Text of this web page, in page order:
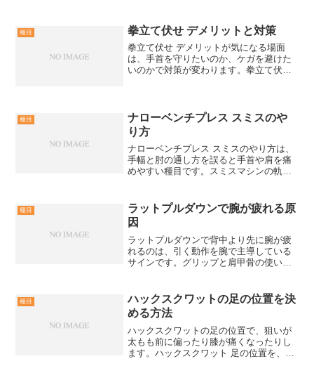
フォームの崩れを見抜く結論は、腰に来
る前に出る崩れのサインを...
種目 拳立て伏せ デメリットと対策
拳立て伏せ デメリットが気になる場面
は、手首を守りたいのか、ケガを避けた
いのかで対策が変わります。拳立て伏せ
痛めないための注意点結...
種目
ナローベンチプレス スミスのや
り方
ナローベンチプレス スミスのやり方は、
手幅と肘の通し方を誤ると手首や肩を痛
めやすい種目です。スミスマシンの軌道
します。ナローベンチプレス スミスで失
敗しない準備結論は、...
種目
ラットプルダウンで腕が疲れる原
因
ラットプルダウンで背中より先に腕が疲
れるのは、引く動作を腕で主導している
サインです。グリップと肩甲骨の使い方
に疲れる原因腕が先に疲れる主因は、肘
を曲げる意識が強くなり、...
種目
ハックスクワットの足の位置を決
める方法
ハックスクワットの足の位置で、狙いが
太もも前に偏ったり膝が痛くなったりし
ます。ハックスクワット 足の位置を、目